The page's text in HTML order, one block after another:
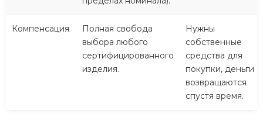
Компенсация
Полная свобода
выбора любого
сертифицированного
изделия.
Нужны
собственные
средства для
покупки, деньги
возвращаются
спустя время.